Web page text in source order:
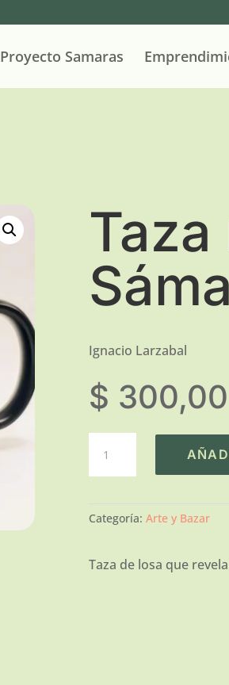
Proyecto Samaras
Ignacio Larzabal
$ 300,00
mágica
Sámaras
Categoría: Arte y Bazar
Taza de losa que